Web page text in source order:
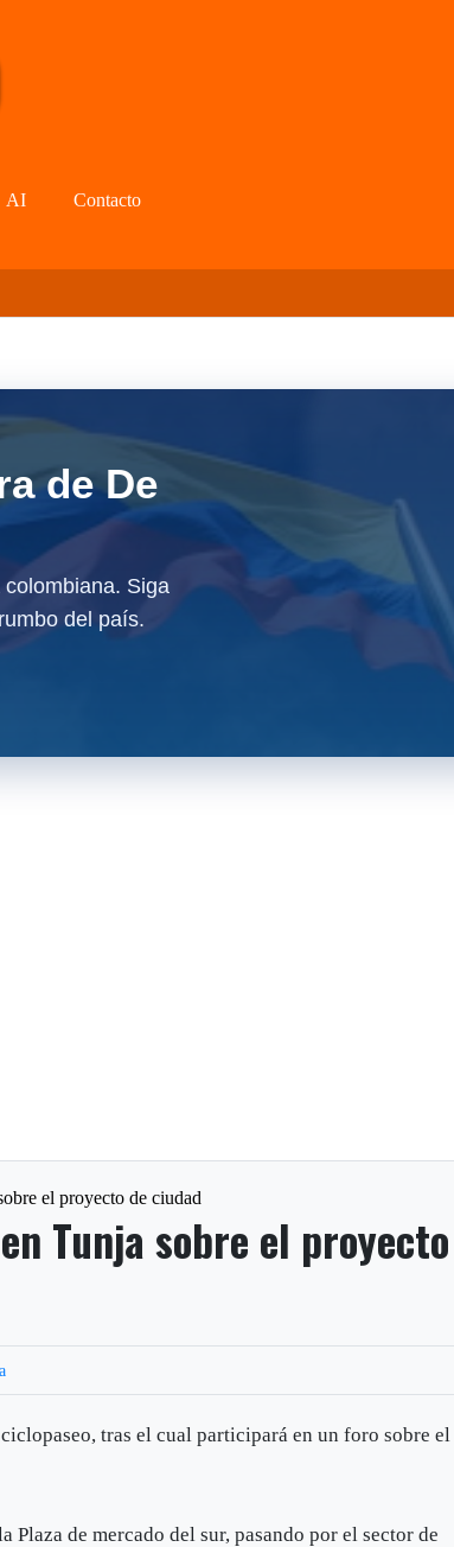
AI Contacto
de De
Siga
del país.
el proyecto de ciudad
Tunja sobre el proyecto
tras el cual participará en un foro sobre el
Plaza de mercado del sur, pasando por el sector de